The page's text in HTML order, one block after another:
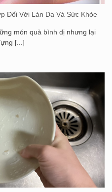
Đối Với Làn Da Và Sức Khỏe
món quà bình dị nhưng lại
[...]